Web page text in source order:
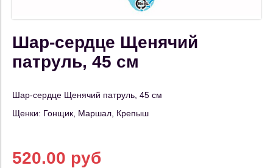
Шар-сердце Щенячий
патруль, 45 см
Шар-сердце Щенячий патруль, 45 см
Щенки: Гонщик, Маршал, Крепыш
520.00 руб